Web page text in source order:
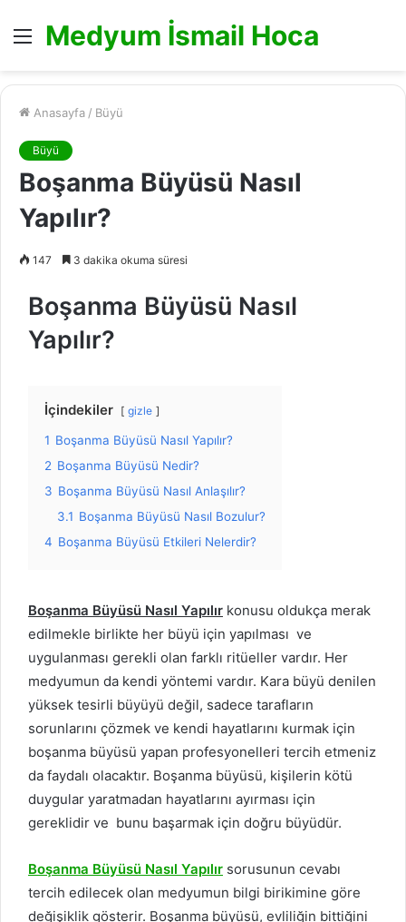
MenüMedyum İsmail Hoca
Anasayfa / Büyü
Büyü
Boşanma Büyüsü Nasıl
Yapılır?
147 3 dakika okuma süresi
Boşanma Büyüsü Nasıl
Yapılır?
İçindekiler gizle
1 Boşanma Büyüsü Nasıl Yapılır?
2 Boşanma Büyüsü Nedir?
3 Boşanma Büyüsü Nasıl Anlaşılır?
3.1 Boşanma Büyüsü Nasıl Bozulur?
4 Boşanma Büyüsü Etkileri Nelerdir?
Boşanma Büyüsü Nasıl Yapılır konusu oldukça merak
edilmekle birlikte her büyü için yapılması ve
uygulanması gerekli olan farklı ritüeller vardır. Her
medyumun da kendi yöntemi vardır. Kara büyü denilen
yüksek tesirli büyüyü değil, sadece tarafların
sorunlarını çözmek ve kendi hayatlarını kurmak için
boşanma büyüsü yapan profesyonelleri tercih etmeniz
da faydalı olacaktır. Boşanma büyüsü, kişilerin kötü
duygular yaratmadan hayatlarını ayırması için
gereklidir ve bunu başarmak için doğru büyüdür.
Boşanma Büyüsü Nasıl Yapılır sorusunun cevabı
tercih edilecek olan medyumun bilgi birikimine göre
değişiklik gösterir. Boşanma büyüsü, evliliğin bittiğini